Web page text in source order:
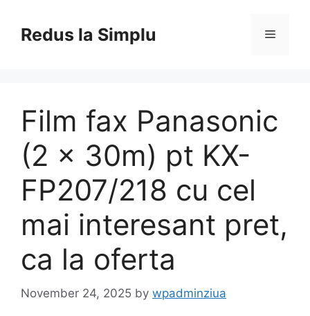
contentRedus la Simplu Menu
Film fax Panasonic
(2 x 30m) pt KX-
FP207/218 cu cel
mai interesant pret,
ca la oferta
November 24, 2025 by wpadminziua